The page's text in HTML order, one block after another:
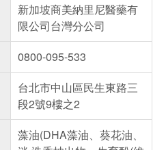
新加坡商美納里尼醫藥有
限公司台灣分公司
0800-095-533
台北市中山區民生東路三
段2號9樓之2
藻油(DHA藻油、葵花油、